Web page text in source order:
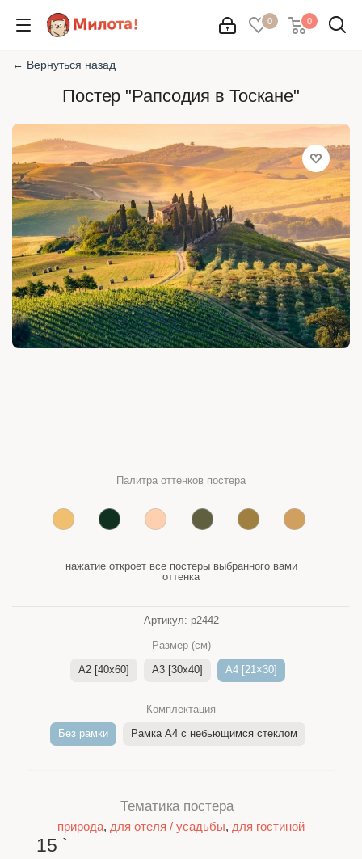
0 0
← Вернуться назад
Постер "Рапсодия в Тоскане"
Палитра оттенков постера
нажатие откроет все постеры выбранного вами
оттенка
Артикул: p2442
Размер (см)
A2 [40x60]
A3 [30x40] A4 [21×30]
Комплектация
Без рамки
Рамка A4 c небьющимся стеклом
Тематика постера
природа, для отеля / усадьбы, для гостиной
15 `